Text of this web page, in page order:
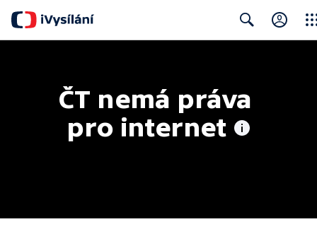
ČT nemá práva
pro internet